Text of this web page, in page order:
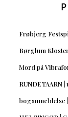
Frøbjerg
Børglum
Mord på
boganmeldelse